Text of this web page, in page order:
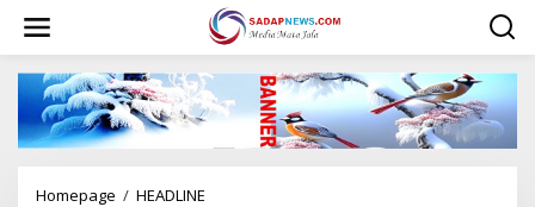
w
Homepage / HEADLINE